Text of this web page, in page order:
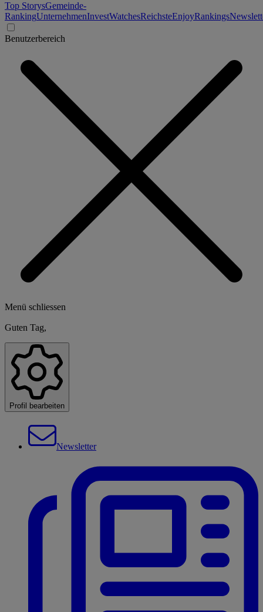
Top StorysGemeinde-
RankingUnternehmenInvestWatchesReichsteEnjoyRankings
Benutzerbereich
Menü schliessen
Guten Tag,
Profil bearbeiten
Newsletter